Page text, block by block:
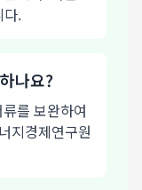
다.
나요?
를 보완하여
지경제연구원